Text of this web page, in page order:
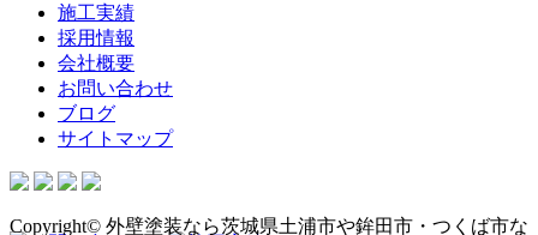
施工実績
採用情報
会社概要
お問い合わせ
ブログ
サイトマップ
Copyright© 外壁塗装なら茨城県土浦市や鉾田市・つくば市な